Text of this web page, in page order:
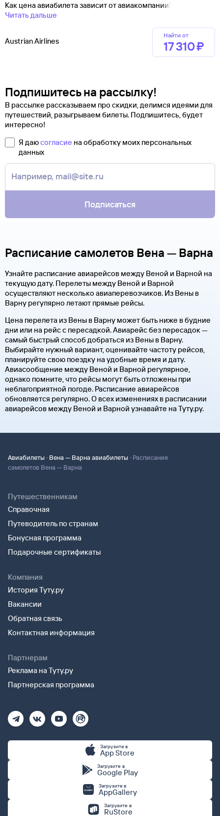
Как цена авиабилета зависит от авиакомпании?
Читать дальше
Austrian Airlines
Найти от
17 ⁠310 ⁠₽
Подпишитесь на рассылку!
В рассылке рассказываем про скидки, делимся идеями для
путешествий, разыгрываем билеты. Подпишитесь, будет
интересно!
Я даюсогласие на обработку моих персональных
данных
Подписаться
Расписание самолетов Вена — Варна
Узнайте расписание авиарейсов между Веной и Варной на
текущую дату. Перелеты между Веной и Варной
осуществляют несколько авиаперевозчиков. Из Вены в
Варну регулярно летают прямые рейсы.
Цена перелета из Вены в Варну может быть ниже в будние
дни или на рейс с пересадкой. Авиарейс без пересадок —
самый быстрый способ добраться из Вены в Варну.
Выбирайте нужный вариант, оценивайте частоту рейсов,
планируйте свою поездку на удобные время и дату.
Авиасообщение между Веной и Варной регулярное,
однако помните, что рейсы могут быть отложены при
неблагоприятной погоде. Расписание авиарейсов
обновляется регулярно. О всех изменениях в расписании
авиарейсов между Веной и Варной узнавайте на Туту.ру.
Авиабилеты · Вена — Варна авиабилеты · Расписание
самолетов Вена — Варна
Путешественникам
Справочная
Путеводитель по странам
Бонусная программа
Подарочные сертификаты
Компания
История Туту.ру
Вакансии
Обратная связь
Контактная информация
Партнерам
Реклама на Туту.ру
Партнерская программа
Загрузите в
App Store
Загрузите в
Google Play
Загрузите в
AppGallery
Загрузите в
RuStore